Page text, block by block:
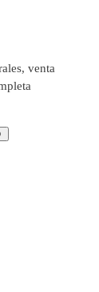
venta